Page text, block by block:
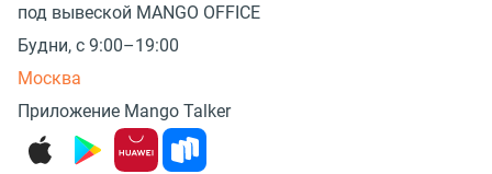
под вывеской MANGO OFFICE
Будни, с 9:00–19:00
Москва
Приложение Mango Talker